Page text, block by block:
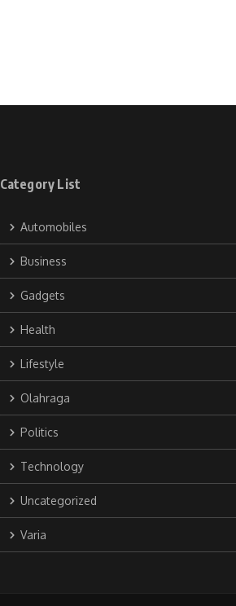
Category List
Automobiles
Business
Gadgets
Health
Lifestyle
Olahraga
Politics
Technology
Uncategorized
Varia